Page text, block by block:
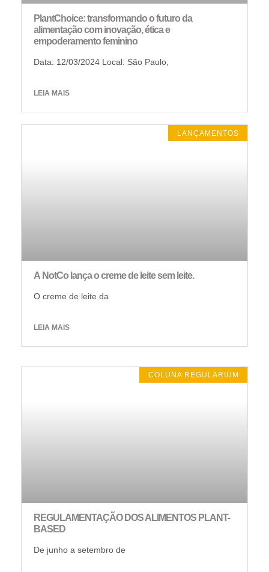
PlantChoice: transformando o futuro da
alimentação com inovação, ética e
empoderamento feminino
Data: 12/03/2024 Local: São Paulo,
LEIA MAIS
LANÇAMENTOS
A NotCo lança o creme de leite sem leite.
O creme de leite da
LEIA MAIS
COLUNA REGULARIUM
REGULAMENTAÇÃO DOS ALIMENTOS PLANT-
BASED
De junho a setembro de